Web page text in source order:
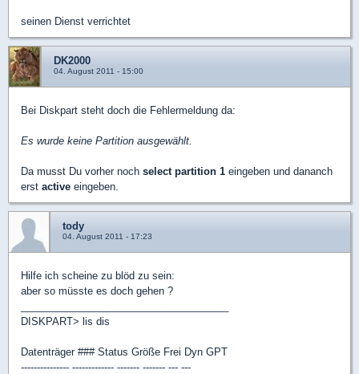
seinen Dienst verrichtet
DK2000
04. August 2011 - 15:00
Bei Diskpart steht doch die Fehlermeldung da:
Es wurde keine Partition ausgewählt.
Da musst Du vorher noch select partition 1 eingeben und dananch
erst active eingeben.
tody
04. August 2011 - 17:23
Hilfe ich scheine zu blöd zu sein:
aber so müsste es doch gehen ?
DISKPART> lis dis
Datenträger ### Status Größe Frei Dyn GPT
--------------- ------------- ------- ------- --- ---